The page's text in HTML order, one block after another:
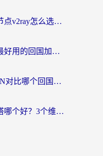
海外党无忧指南：国内节点v2ray怎么选？一键回国VPN+多场景实测帮你避坑
海外党必看：如何选到最好用的回国加速器？从节点到售后的全维度指南
ChickCN VPN和洞见VPN对比哪个回国效果更好？海外党亲测3款加速器+避坑指南
海外党必看：斧牛和嘀嗒哪个好？3个维度教你选对回国加速器